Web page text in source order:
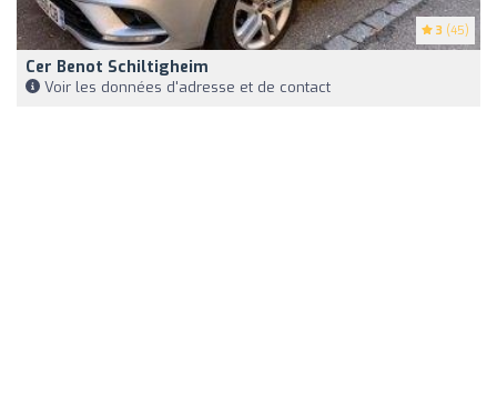
3 (45)
Cer Benot Schiltigheim
Voir les données d'adresse et de contact